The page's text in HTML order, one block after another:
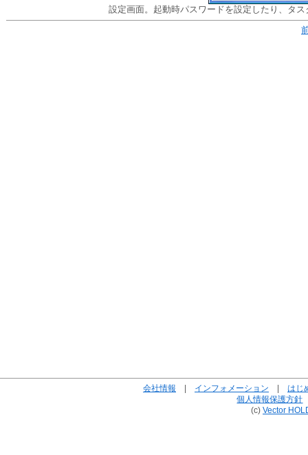
設定画面。起動時パスワードを設定したり、タ
会社情報 | インフォメーション | はじ
個人情報保護方針
(c) Vector